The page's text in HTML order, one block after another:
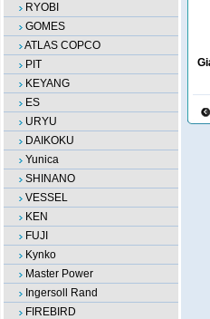
RYOBI
GOMES
ATLAS COPCO
PIT
KEYANG
ES
URYU
DAIKOKU
Yunica
SHINANO
VESSEL
KEN
FUJI
Kynko
Master Power
Ingersoll Rand
FIREBIRD